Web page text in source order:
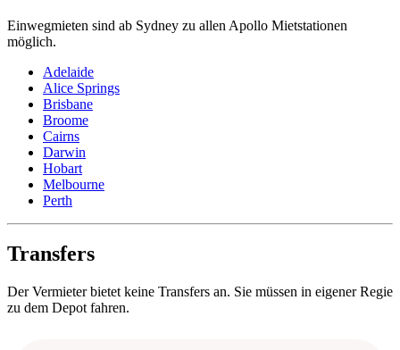
Einwegmieten sind ab Sydney zu allen Apollo Mietstationen
möglich.
Adelaide
Alice Springs
Brisbane
Broome
Cairns
Darwin
Hobart
Melbourne
Perth
Transfers
Der Vermieter bietet keine Transfers an. Sie müssen in eigener Regie
zu dem Depot fahren.